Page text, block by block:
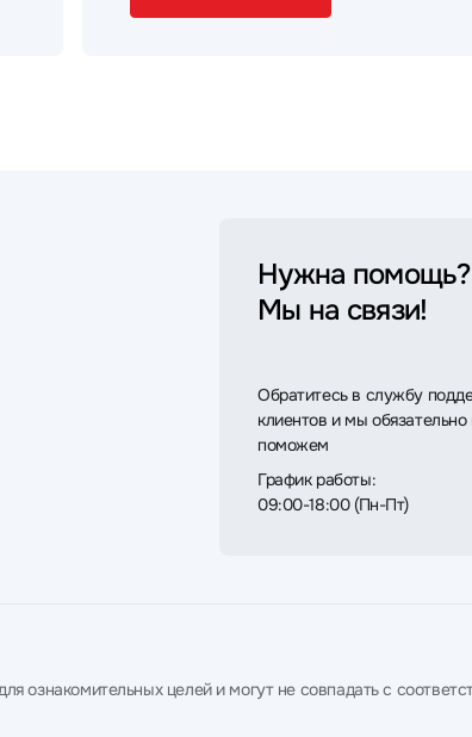
Нужна помощь?
Мы на связи!
Обратитесь в службу
клиентов и мы
поможем
График работы:
09:00-18:00 (Пн-Пт)
ознакомительных целей и могут не совпадать с